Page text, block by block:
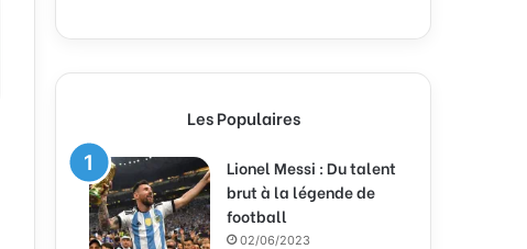
Les Populaires
Lionel Messi : Du talent
brut à la légende de
football
02/06/2023